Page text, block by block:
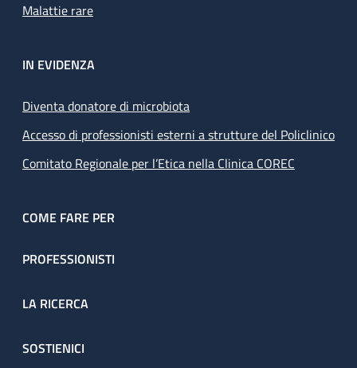
Malattie rare
IN EVIDENZA
Diventa donatore di microbiota
Accesso di professionisti esterni a strutture del Policlinico
Comitato Regionale per l’Etica nella Clinica COREC
COME FARE PER
PROFESSIONISTI
LA RICERCA
SOSTIENICI